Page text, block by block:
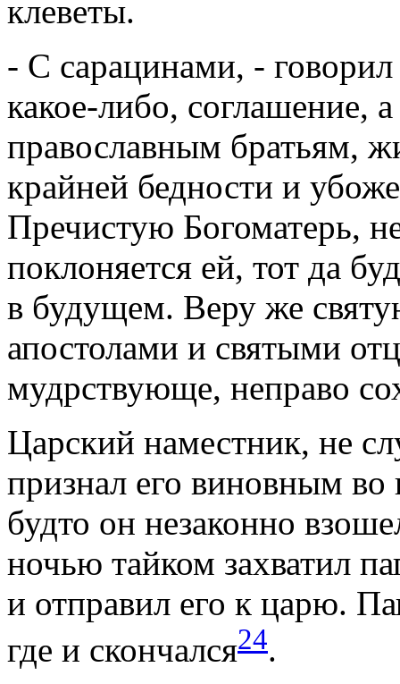
клеветы.
- С сарацинами, - говорил
какое-либо, соглашение,
православным братьям,
крайней бедности и
Пречистую Богоматерь,
поклоняется ей, тот да
в будущем. Веру же
апостолами и святыми
мудрствующе, неправо
Царский наместник, не
признал его виновным
будто он незаконно
ночью тайком захватил
и отправил его к царю.
где и скончался24.